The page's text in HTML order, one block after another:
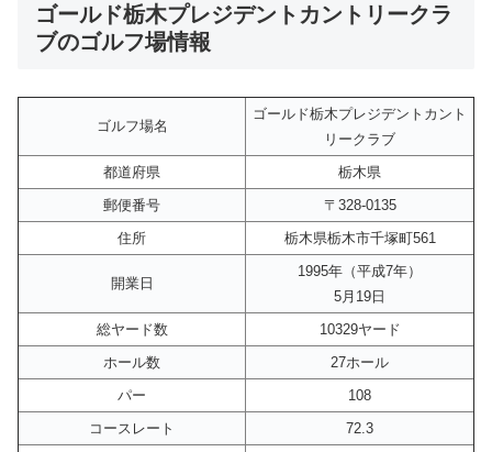
ゴールド栃木プレジデントカントリークラ
ブのゴルフ場情報
ゴルフ場名
ゴールド栃木プレジデントカント
リークラブ
都道府県
栃木県
郵便番号
〒328-0135
住所
栃木県栃木市千塚町561
開業日
1995年（平成7年）
5月19日
総ヤード数
10329ヤード
ホール数
27ホール
パー
108
コースレート
72.3